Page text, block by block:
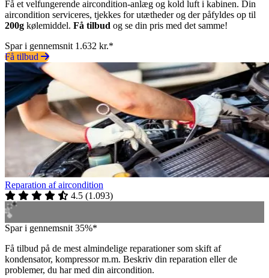
Få et velfungerende aircondition-anlæg og kold luft i kabinen. Din
aircondition serviceres, tjekkes for utætheder og der påfyldes op til
200g kølemiddel. Få tilbud og se din pris med det samme!
Spar i gennemsnit 1.632 kr.*
Få tilbud
Reparation af aircondition
4.5 (1.093)
Spar i gennemsnit 35%*
Få tilbud på de mest almindelige reparationer som skift af
kondensator, kompressor m.m. Beskriv din reparation eller de
problemer, du har med din aircondition.